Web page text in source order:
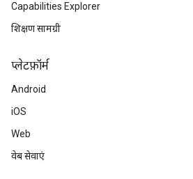
Capabilities Explorer
शिक्षण सामग्री
प्‍लेटफ़ॉर्म
Android
iOS
Web
वेब सेवाएं